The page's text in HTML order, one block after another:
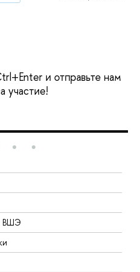
и отправьте нам
участие!
ВШЭ